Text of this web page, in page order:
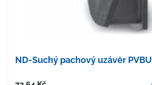
ND-Suchý pachový uzávěr PVBU
Cena